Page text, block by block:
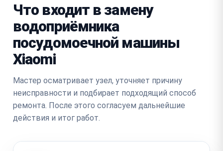
Что входит в замену
водоприёмника
посудомоечной машины
Xiaomi
Мастер осматривает узел, уточняет причину
неисправности и подбирает подходящий способ
ремонта. После этого согласуем дальнейшие
действия и итог работ.